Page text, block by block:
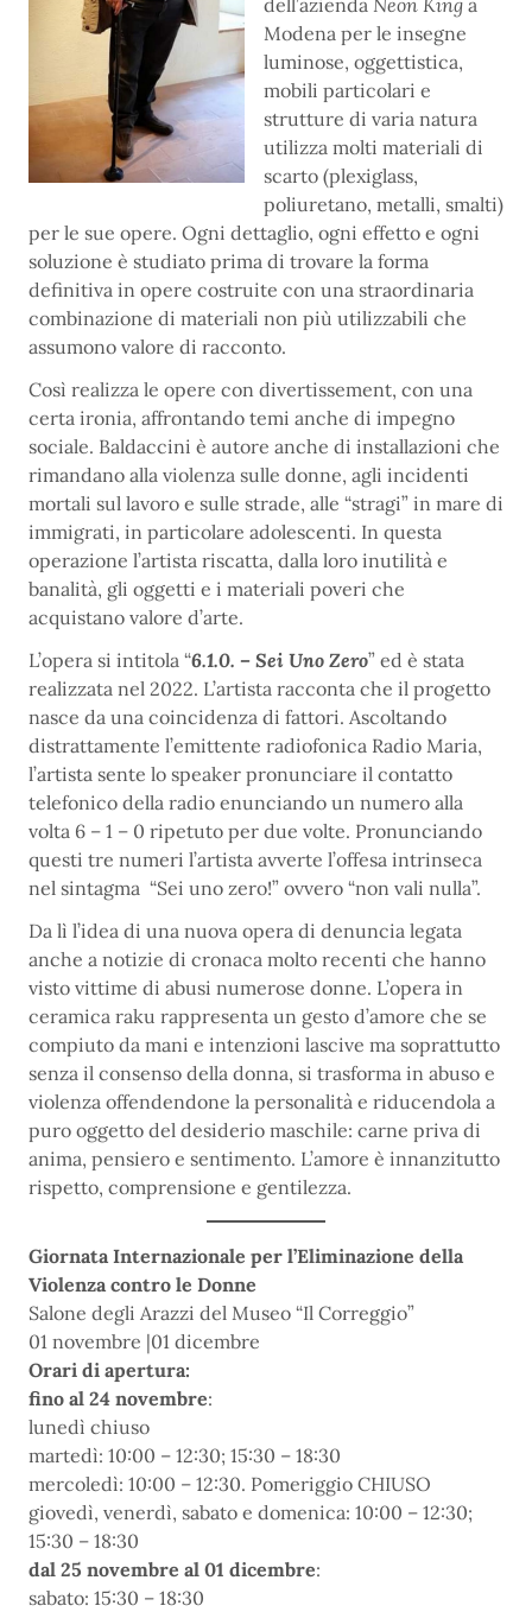
Modena per le insegne
luminose, oggettistica,
mobili particolari e
strutture di varia natura
utilizza molti materiali di
scarto (plexiglass,
poliuretano, metalli, smalti)
per le sue opere. Ogni dettaglio, ogni effetto e ogni
soluzione è studiato prima di trovare la forma
definitiva in opere costruite con una straordinaria
combinazione di materiali non più utilizzabili che
assumono valore di racconto.
Così realizza le opere con divertissement, con una
certa ironia, affrontando temi anche di impegno
sociale. Baldaccini è autore anche di installazioni che
rimandano alla violenza sulle donne, agli incidenti
mortali sul lavoro e sulle strade, alle “stragi” in mare di
immigrati, in particolare adolescenti. In questa
operazione l’artista riscatta, dalla loro inutilità e
banalità, gli oggetti e i materiali poveri che
acquistano valore d’arte.
L’opera si intitola “6.1.0. – Sei Uno Zero” ed è stata
realizzata nel 2022. L’artista racconta che il progetto
nasce da una coincidenza di fattori. Ascoltando
distrattamente l’emittente radiofonica Radio Maria,
l’artista sente lo speaker pronunciare il contatto
telefonico della radio enunciando un numero alla
volta 6 – 1 – 0 ripetuto per due volte. Pronunciando
questi tre numeri l’artista avverte l’offesa intrinseca
nel sintagma “Sei uno zero!” ovvero “non vali nulla”.
Da lì l’idea di una nuova opera di denuncia legata
anche a notizie di cronaca molto recenti che hanno
visto vittime di abusi numerose donne. L’opera in
ceramica raku rappresenta un gesto d’amore che se
compiuto da mani e intenzioni lascive ma soprattutto
senza il consenso della donna, si trasforma in abuso e
violenza offendendone la personalità e riducendola a
puro oggetto del desiderio maschile: carne priva di
anima, pensiero e sentimento. L’amore è innanzitutto
rispetto, comprensione e gentilezza.
Giornata Internazionale per l’Eliminazione della
Violenza contro le Donne
Salone degli Arazzi del Museo “Il Correggio”
01 novembre |01 dicembre
Orari di apertura:
fino al 24 novembre:
lunedì chiuso
martedì: 10:00 – 12:30; 15:30 – 18:30
mercoledì: 10:00 – 12:30. Pomeriggio CHIUSO
giovedì, venerdì, sabato e domenica: 10:00 – 12:30;
15:30 – 18:30
dal 25 novembre al 01 dicembre:
sabato: 15:30 – 18:30